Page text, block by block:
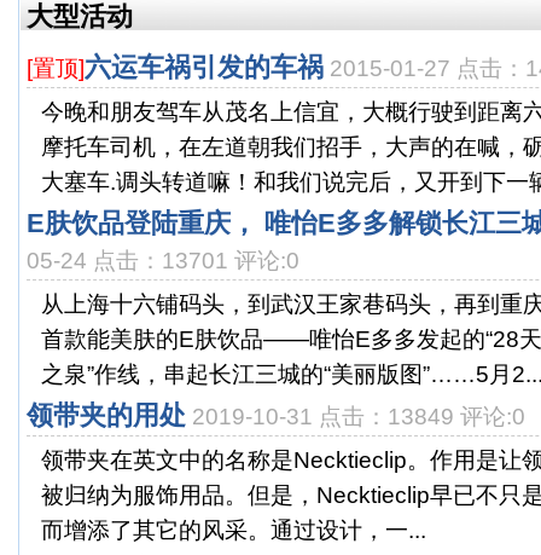
大型活动
[置顶]六运车祸引发的车祸 2015-01-27 点击：
今晚和朋友驾车从茂名上信宜，大概行驶到距离
摩托车司机，在左道朝我们招手，大声的在喊，
大塞车.调头转道嘛！和我们说完后，又开到下一
E肤饮品登陆重庆， 唯怡E多多解锁长江三
05-24 点击：13701 评论:0
从上海十六铺码头，到武汉王家巷码头，再到重
首款能美肤的E肤饮品——唯怡E多多发起的“28天
之泉”作线，串起长江三城的“美丽版图”……5月
领带夹的用处 2019-10-31 点击：13849 评论:0
领带夹在英文中的名称是Necktieclip。作用是让
被归纳为服饰用品。但是，Necktieclip早已不只
而增添了其它的风采。通过设计，一...